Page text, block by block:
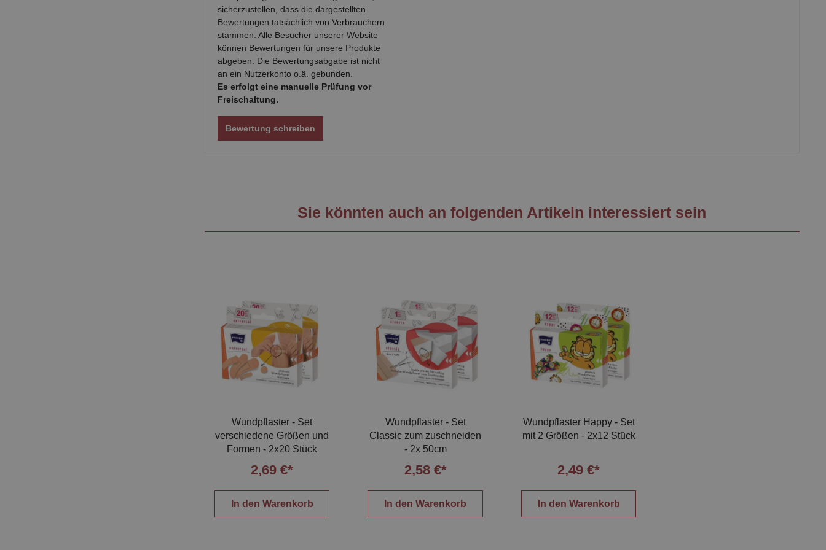
sicherzustellen, dass die dargestellten
Bewertungen tatsächlich von Verbrauchern
stammen. Alle Besucher unserer Website
können Bewertungen für unsere Produkte
abgeben. Die Bewertungsabgabe ist nicht
an ein Nutzerkonto o.ä. gebunden.
Es erfolgt eine manuelle Prüfung vor
Freischaltung.
Bewertung schreiben
Sie könnten auch an folgenden Artikeln interessiert sein
Wundpflaster - Set
verschiedene Größen und
Formen - 2x20 Stück
2,69 €*
In den Warenkorb
Wundpflaster - Set
Classic zum zuschneiden
- 2x 50cm
2,58 €*
In den Warenkorb
Wundpflaster Happy - Set
mit 2 Größen - 2x12 Stück
2,49 €*
In den Warenkorb